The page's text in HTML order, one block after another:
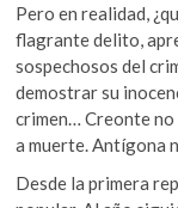
Pero en realidad,
flagrante delito,
sospechosos del
demostrar su
crimen… Creonte no
a muerte. Antígona
Desde la primera